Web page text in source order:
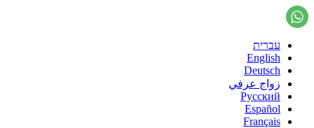
עברית
English
Deutsch
زواج عرفي
Русский
Español
Français